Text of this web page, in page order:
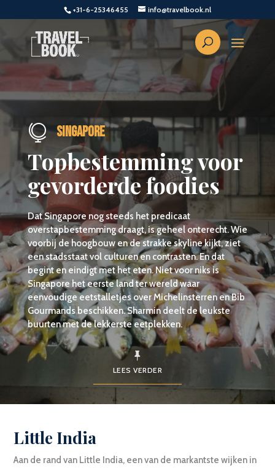
+31-6-25346455 info@travelbook.nl
 Singapore
Topbestemming voor
gevorderde foodies
Dat Singapore nog steeds het predicaat
overstapbestemming draagt, is geheel onterecht. Wie
voorbij de hoogbouw en de strakke skyline kijkt, ziet
een stadsstaat vol culturen en contrasten. En dat
begint en eindigt met het eten. Niet voor niks is
Singapore het eerste land ter wereld waar
eenvoudige eetstalletjes over Michelinsterren en Bib
Gourmands beschikken. Sharmin deelt de leukste
buurten met de lekkerste eetplekken.
LEES VERDER
Little India
Aan de rand van Little India, een van de markantste wijken in